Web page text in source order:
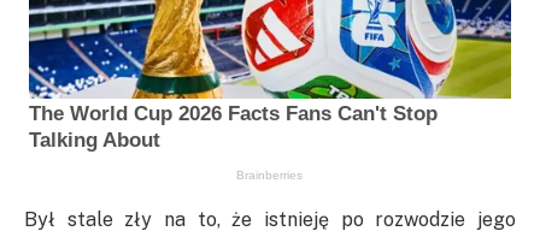
Był stale zły na to, że istnieję po rozwodzie jego